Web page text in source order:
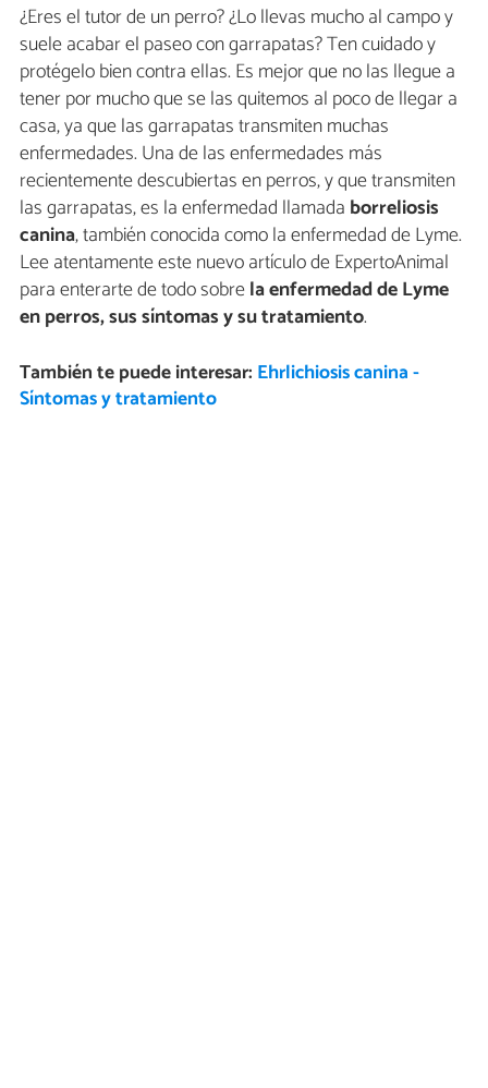
¿Eres el tutor de un perro? ¿Lo llevas mucho al campo y
suele acabar el paseo con garrapatas? Ten cuidado y
protégelo bien contra ellas. Es mejor que no las llegue a
tener por mucho que se las quitemos al poco de llegar a
casa, ya que las garrapatas transmiten muchas
enfermedades. Una de las enfermedades más
recientemente descubiertas en perros, y que transmiten
las garrapatas, es la enfermedad llamada borreliosis
canina, también conocida como la enfermedad de Lyme.
Lee atentamente este nuevo artículo de ExpertoAnimal
para enterarte de todo sobrela enfermedad de Lyme
en perros, sus síntomas y su tratamiento.
También te puede interesar: Ehrlichiosis canina -
Síntomas y tratamiento